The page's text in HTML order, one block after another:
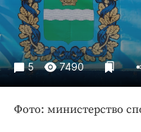
Происшествия
Экономика и
ПРОЕКТЫ
Блоги
5 7490
Фото: министерство